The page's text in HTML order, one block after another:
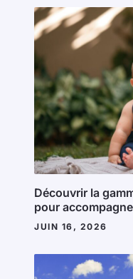
Découvrir la
pour
JUIN 16, 2026